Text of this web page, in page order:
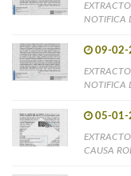
NOTIFICA
09-02-
NOTIFICA
05-01-
CAUSA